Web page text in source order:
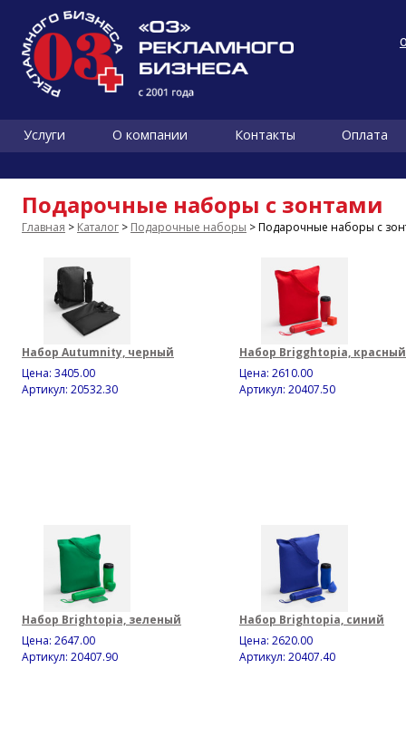
Услуги О компании Контакты Оплата
Подарочные наборы с зонтами
Главная > Каталог > Подарочные наборы > Подарочные наборы с
Набор Autumnity, черный
Цена: 3405.00
Артикул: 20532.30
Набор Brigghtopia, красный
Цена: 2610.00
Артикул: 20407.50
Набор Brightopia, зеленый
Цена: 2647.00
Артикул: 20407.90
Набор Brightopia, синий
Цена: 2620.00
Артикул: 20407.40